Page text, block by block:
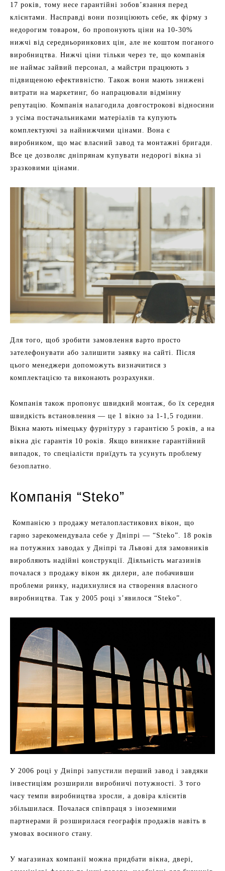
17 років, тому несе гарантійні зобов’язання перед
клієнтами. Насправді вони позиціюють себе, як фірму з
недорогим товаром, бо пропонують ціни на 10-30%
нижчі від середньоринкових цін, але не коштом поганого
виробництва. Нижчі ціни тільки через те, що компанія
не наймає зайвий персонал, а майстри працюють з
підвищеною ефективністю. Також вони мають знижені
витрати на маркетинг, бо напрацювали відмінну
репутацію. Компанія налагодила довгострокові відносини
з усіма постачальниками матеріалів та купують
комплектуючі за найнижчими цінами. Вона є
виробником, що має власний завод та монтажні бригади.
Все це дозволяє дніпрянам купувати недорогі вікна зі
зразковими цінами.
Для того, щоб зробити замовлення варто просто
зателефонувати або залишити заявку на сайті. Після
цього менеджери допоможуть визначитися з
комплектацією та виконають розрахунки.
Компанія також пропонує швидкий монтаж, бо їх середня
швидкість встановлення — це 1 вікно за 1-1,5 години.
Вікна мають німецьку фурнітуру з гарантією 5 років, а на
вікна діє гарантія 10 років. Якщо виникне гарантійний
випадок, то спеціалісти приїдуть та усунуть проблему
безоплатно.
Компанія “Steko”
Компанією з продажу металопластикових вікон, що
гарно зарекомендувала себе у Дніпрі — “Steko”. 18 років
на потужних заводах у Дніпрі та Львові для замовників
виробляють надійні конструкції. Діяльність магазинів
почалася з продажу вікон як дилери, але побачивши
проблеми ринку, надихнулися на створення власного
виробництва. Так у 2005 році з’явилося “Steko”.
У 2006 році у Дніпрі запустили перший завод і завдяки
інвестиціям розширили виробничі потужності. З того
часу темпи виробництва зросли, а довіра клієнтів
збільшилася. Почалася співпраця з іноземними
партнерами й розширилася географія продажів навіть в
умовах воєнного стану.
У магазинах компанії можна придбати вікна, двері,